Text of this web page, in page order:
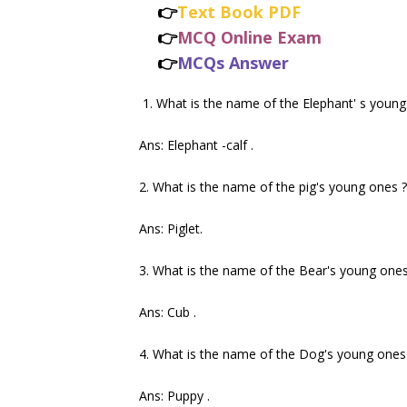
👉Text Book PDF
👉MCQ Online Exam
👉MCQs Answer
1. What is the name of the Elephant' s
Ans: Elephant -calf .
2. What is the name of the pig's young ones ?
Ans: Piglet.
3. What is the name of the Bear's young
Ans: Cub .
4. What is the name of the Dog's young ones
Ans: Puppy .